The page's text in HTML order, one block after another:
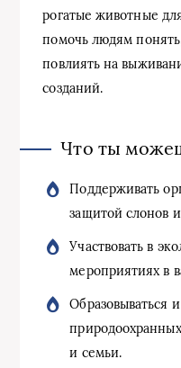
рогатые животные
помочь людям
повлиять на
созданий.
Что ты
Поддерживать
защитой слонов
Участвовать в
мероприятиях в
Образовываться
и семьи.